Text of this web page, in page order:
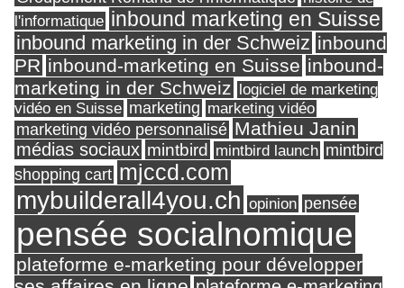
l'informatique inbound marketing en Suisse
inbound marketing in der Schweiz inbound
PR inbound-marketing en Suisse inbound-
marketing in der Schweiz logiciel de marketing
vidéo en Suisse marketing marketing vidéo
marketing vidéo personnalisé Mathieu Janin
médias sociaux mintbird mintbird launch mintbird
shopping cart mjccd.com
mybuilderall4you.ch opinion pensée
pensée socialnomique
plateforme e-marketing pour développer